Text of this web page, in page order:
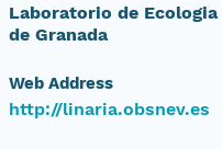
Laboratorio de
de Granada
Web Address
http://linaria.obsnev.es